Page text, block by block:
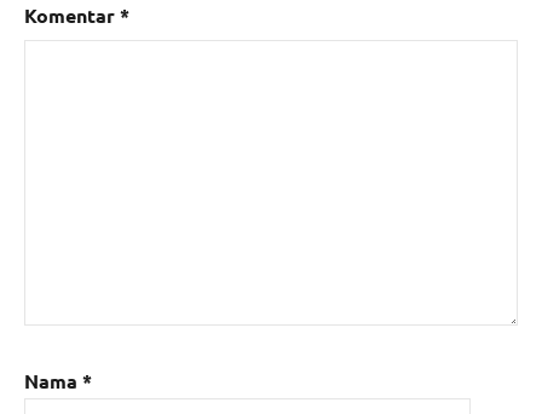
Komentar*
Nama *